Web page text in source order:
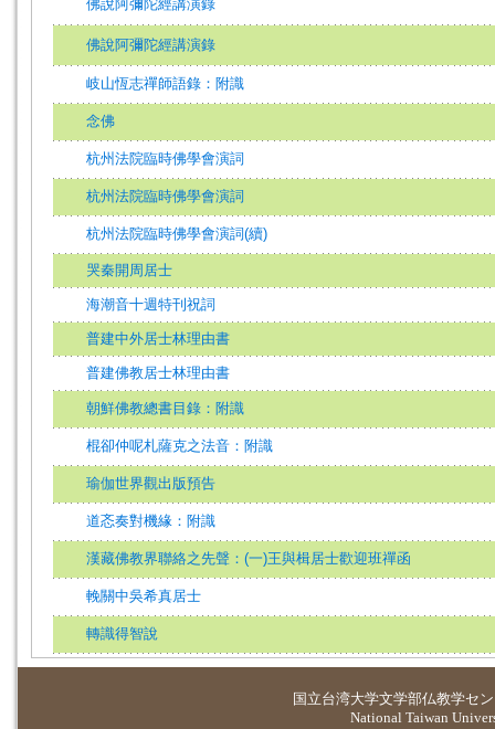
佛說阿彌陀經講演錄
佛說阿彌陀經講演錄
岐山恆志禪師語錄：附識
念佛
杭州法院臨時佛學會演詞
杭州法院臨時佛學會演詞
杭州法院臨時佛學會演詞(續)
哭秦開周居士
海潮音十週特刊祝詞
普建中外居士林理由書
普建佛教居士林理由書
朝鮮佛教總書目錄：附識
棍卻仲呢札薩克之法音：附識
瑜伽世界觀出版預告
道忞奏對機緣：附識
漢藏佛教界聯絡之先聲：(一)王與楫居士歡迎班禪函
輓關中吳希真居士
轉識得智說
国立台湾大学文学部仏教学セ
National Taiwan